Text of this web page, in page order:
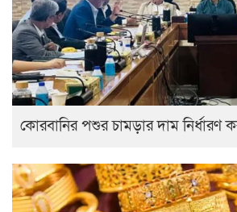
কোরবানির পশুর চামড়ার দাম নির্ধারণ